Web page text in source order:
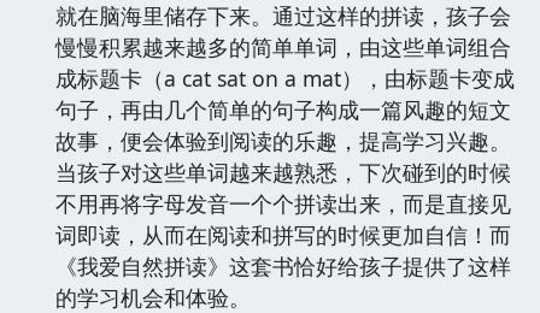
就在脑海里储存下来。通过这样的拼读，孩子会
慢慢积累越来越多的简单单词，由这些单词组合
成标题卡（a cat sat on a mat），由标题卡变成
句子，再由几个简单的句子构成一篇风趣的短文
故事，便会体验到阅读的乐趣，提高学习兴趣。
当孩子对这些单词越来越熟悉，下次碰到的时候
不用再将字母发音一个个拼读出来，而是直接见
词即读，从而在阅读和拼写的时候更加自信！而
《我爱自然拼读》这套书恰好给孩子提供了这样
的学习机会和体验。